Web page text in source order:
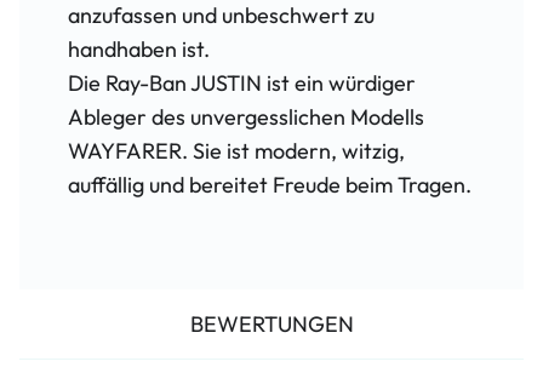
anzufassen und unbeschwert zu
handhaben ist.
Die Ray-Ban JUSTIN ist ein würdiger
Ableger des unvergesslichen Modells
WAYFARER. Sie ist modern, witzig,
auffällig und bereitet Freude beim Tragen.
BEWERTUNGEN